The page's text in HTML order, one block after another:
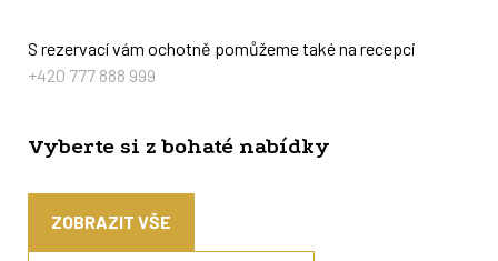
S rezervací vám ochotně pomůžeme také na recepci
+420 777 888 999
Vyberte si z bohaté nabídky
ZOBRAZIT VŠE